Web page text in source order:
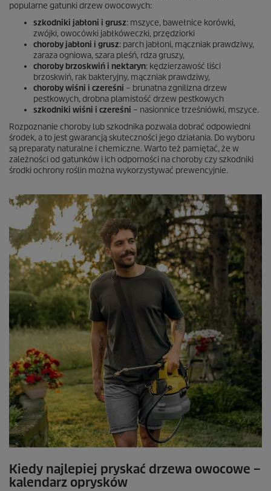
popularne gatunki drzew owocowych:
szkodniki jabłoni i grusz: mszyce, bawełnice korówki,
zwójki, owocówki jabłkóweczki, przędziorki
choroby jabłoni i grusz: parch jabłoni, mączniak prawdziwy,
zaraza ogniowa, szara pleśń, rdza gruszy,
choroby brzoskwiń i nektaryn: kędzierzawość liści
brzoskwiń, rak bakteryjny, mączniak prawdziwy,
choroby wiśni i czereśni – brunatna zgnilizna drzew
pestkowych, drobna plamistość drzew pestkowych
szkodniki wiśni i czereśni – nasionnice trześniówki, mszyce.
Rozpoznanie choroby lub szkodnika pozwala dobrać odpowiedni
środek, a to jest gwarancją skuteczności jego działania. Do wyboru
są preparaty naturalne i chemiczne. Warto też pamiętać, że w
zależności od gatunków i ich odporności na choroby czy szkodniki
środki ochrony roślin można wykorzystywać prewencyjnie.
Kiedy najlepiej pryskać drzewa owocowe –
kalendarz oprysków